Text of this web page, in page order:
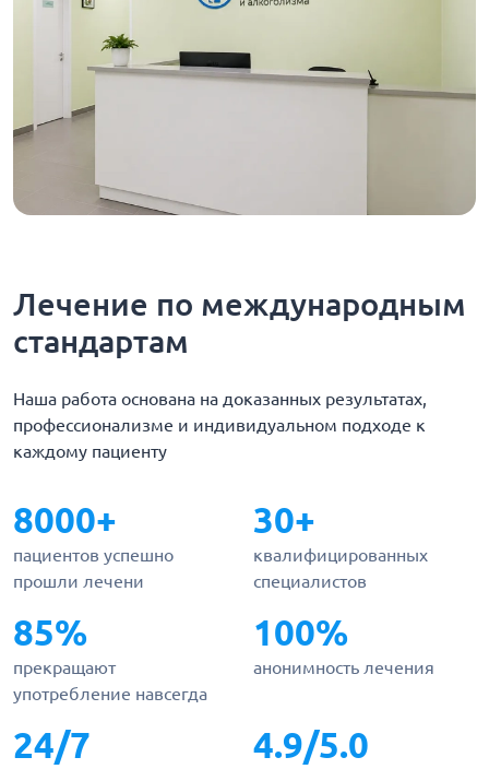
Лечение по международным
стандартам
Наша работа основана на доказанных результатах,
профессионализме и индивидуальном подходе к
каждому пациенту
8000+
пациентов успешно
прошли лечени
30+
квалифицированных
специалистов
85%
прекращают
употребление навсегда
100%
анонимность лечения
24/7 4.9/5.0